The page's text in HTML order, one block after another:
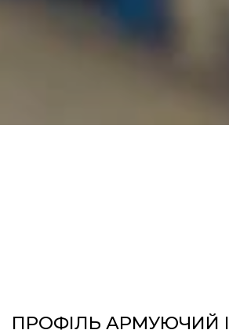
ПРОФІЛЬ АРМУЮЧИЙ І